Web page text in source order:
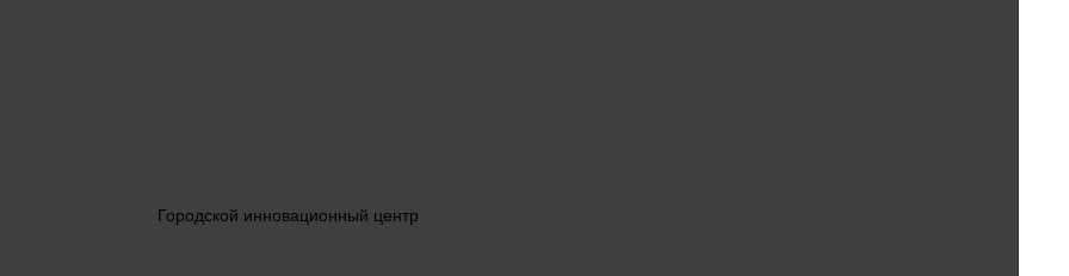
Городской инновационный центр